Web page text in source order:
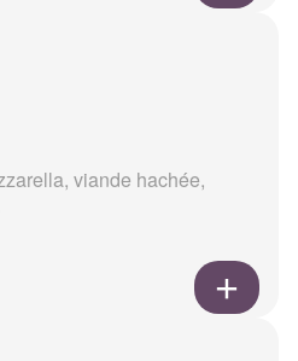
viande hachée,